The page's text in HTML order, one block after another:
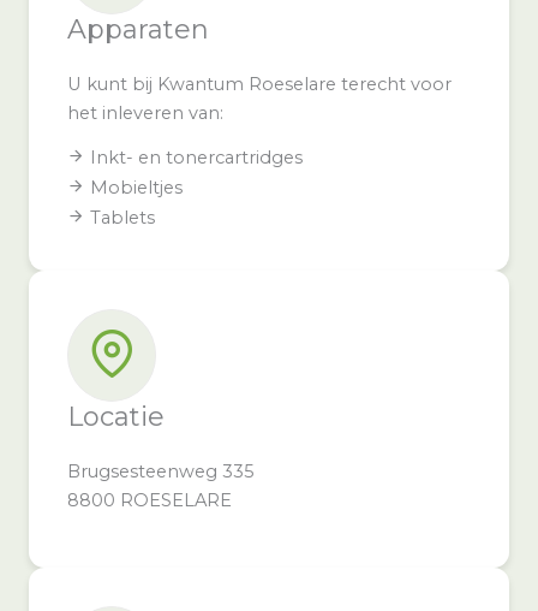
Apparaten
U kunt bij Kwantum Roeselare terecht voor
het inleveren van:
Inkt- en tonercartridges
Mobieltjes
Tablets
Locatie
Brugsesteenweg 335
8800 ROESELARE